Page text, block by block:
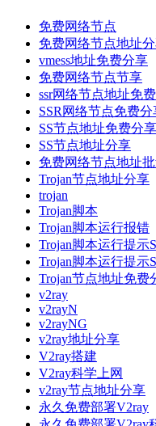
免费网络节点
免费网络节点地址
vmess地址免费分享
免费网络节点节享
ssr网络节点地址免
SSR网络节点免费分
SS节点地址免费分享
SS节点地址分享
免费网络节点地址
Trojan节点地址分享
trojan
Trojan脚本
Trojan脚本运行报错
Trojan脚本运行提示
Trojan脚本运行提示
Trojan节点地址免费
v2ray
v2rayN
v2rayNG
v2ray地址分享
V2ray搭建
V2ray科学上网
v2ray节点地址分享
永久免费部署V2ray